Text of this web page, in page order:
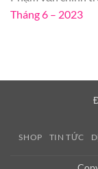
Tháng 6 – 2023
SHOP TIN TỨC